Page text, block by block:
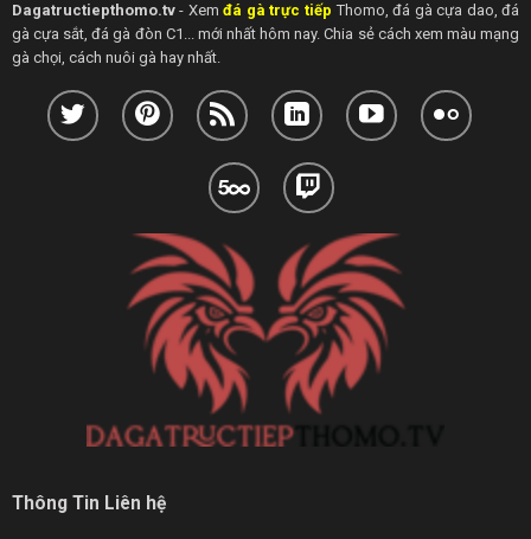
Dagatructiepthomo.tv- Xemđá gà trực tiếp Thomo, đá gà cựa dao, đá
gà cựa sắt, đá gà đòn C1... mới nhất hôm nay. Chia sẻ cách xem màu mạng
gà chọi, cách nuôi gà hay nhất.
Thông Tin Liên hệ